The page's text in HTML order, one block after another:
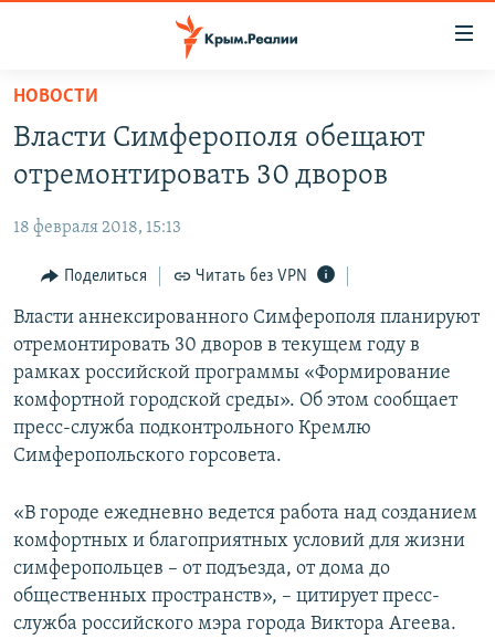
Вернуться
основному
содержанию
Вернутся
навигации
Вернутся
поиску
КАРТА ВОЕННЫХ ОБЪЕКТОВ КРЫМА
11 ЛЕТ ОККУПАЦИИ КРЫМА. 11 ИСТОРИЙ СОПРОТИВЛЕНИЯ
ВОДА
ИСТОРИЯ
ЕЩЕ
ИНТЕРАКТИВ
ИНФОГРАФИКА
ТЕЛЕПРОЕКТ КРЫМ.РЕАЛИИ
СОВЕТЫ ПРАВОЗАЩИТНИКОВ
ПОБЕДИТЕЛЕЙ НЕ СУДЯТ?
КРЫМ.НЕПОКОРЕННЫЙ
ELIFBE
УКРАИНСКАЯ ПРОБЛЕМА КРЫМА
РАДІО СВОБОДА
КАК ОБОЙТИ БЛОКИРОВКУ
Українською
Qırımtatar
ПРИСОЕДИНЯЙТЕСЬ!
НОВОСТИ
Власти Симферополя обещают
отремонтировать 30 дворов
18 февраля 2018, 15:13
Поделиться Читать без VPN
Власти аннексированного Симферополя планируют
отремонтировать 30 дворов в текущем году в
рамках российской программы «Формирование
комфортной городской среды». Об этом сообщает
пресс-служба подконтрольного Кремлю
Симферопольского горсовета.
«В городе ежедневно ведется работа над созданием
комфортных и благоприятных условий для жизни
симферопольцев – от подъезда, от дома до
общественных пространств», – цитирует пресс-
служба российского мэра города Виктора Агеева.